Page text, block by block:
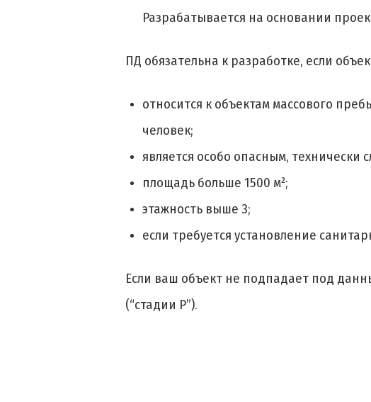
Разрабатывается на основании
ПД обязательна к разработке, если
относится к объектам массового
человек;
является особо опасным,
площадь больше 1500 м²;
этажность выше 3;
если требуется установление
Если ваш объект не подпадает под
(“стадии Р”).